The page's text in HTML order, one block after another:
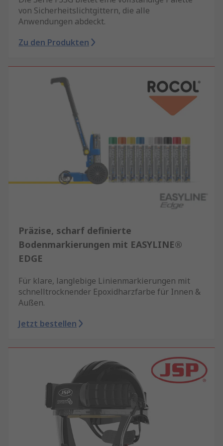
von Sicherheitslichtgittern, die alle
Anwendungen abdeckt.
Zu den Produkten
Präzise, scharf definierte
Bodenmarkierungen mit EASYLINE®
EDGE
Für klare, langlebige Linienmarkierungen mit
schnelltrocknender Epoxidharzfarbe für Innen &
Außen.
Jetzt bestellen